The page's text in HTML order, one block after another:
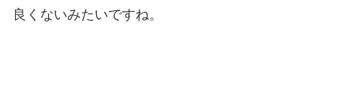
良くないみたいですね。